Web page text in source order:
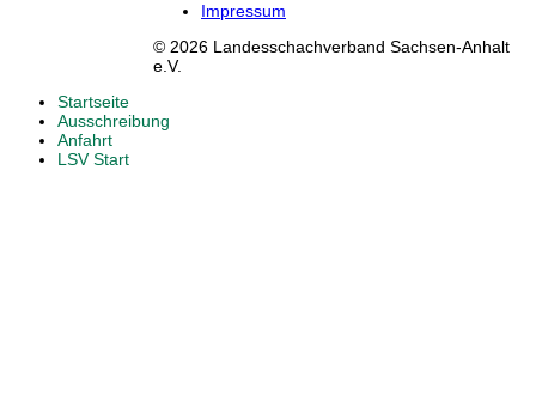
Impressum
© 2026 Landesschachverband Sachsen-Anhalt
e.V.
Startseite
Ausschreibung
Anfahrt
LSV Start